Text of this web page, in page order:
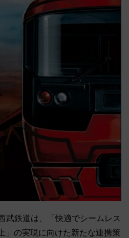
武鉄道は、「快適でシームレス
」の実現に向けた新たな連携策